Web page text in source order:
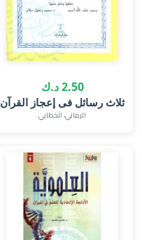
2.50 د.ك
ثلاث رسائل فى إعجاز القرآن
الرماني، الخطابي